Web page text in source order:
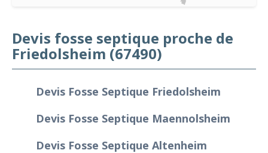
Devis fosse septique proche de
Friedolsheim (67490)
Devis Fosse Septique Friedolsheim
Devis Fosse Septique Maennolsheim
Devis Fosse Septique Altenheim